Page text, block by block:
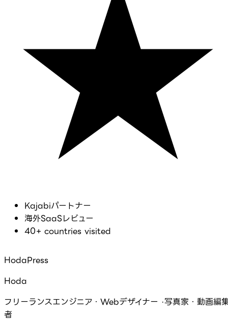
Kajabiパートナー
海外SaaSレビュー
40+ countries visited
HodaPress
Hoda
フリーランスエンジニア・Webデザイナー ·写真家・動画編
者